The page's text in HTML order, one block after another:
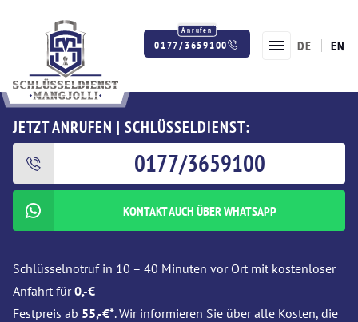
0177/3659100 DE EN
JETZT ANRUFEN | SCHLÜSSELDIENST:
0177/3659100
KONTAKT AUCH ÜBER WHATSAPP
Schlüsselnotruf in 10 – 40 Minuten vor Ort mit kostenloser
Anfahrt für0,-€
Festpreis ab 55,-€*. Wir informieren Sie über alle Kosten, die